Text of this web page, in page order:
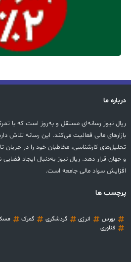
درباره ما
ریال نیوز رسانه‌ای مستقل و به‌روز است که با
بازارهای مالی فعالیت می‌کند. این رسانه تلاش
تحلیل‌های کارشناسی، مخاطبان خود را در جریان
و جهان قرار دهد. ریال نیوز به‌دنبال ایجاد
افزایش سواد مالی جامعه است.
پرچسب ها
بورس انرژی گردشگری گمرک
فناوری